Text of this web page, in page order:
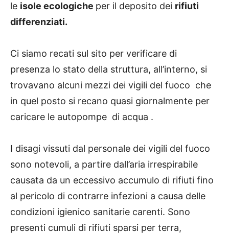
le isole ecologiche per il deposito dei rifiuti
differenziati.
Ci siamo recati sul sito per verificare di
presenza lo stato della struttura, all’interno, si
trovavano alcuni mezzi dei vigili del fuoco che
in quel posto si recano quasi giornalmente per
caricare le autopompe di acqua .
I disagi vissuti dal personale dei vigili del fuoco
sono notevoli, a partire dall’aria irrespirabile
causata da un eccessivo accumulo di rifiuti fino
al pericolo di contrarre infezioni a causa delle
condizioni igienico sanitarie carenti. Sono
presenti cumuli di rifiuti sparsi per terra,